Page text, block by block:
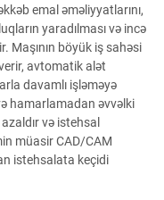
emal əməliyyatlarını,
yaradılması və incə
Maşının böyük iş sahəsi
avtomatik alət
davamlı işləməyə
hamarlamadan əvvəlki
və istehsal
müasir CAD/CAM
istehsalata keçidi